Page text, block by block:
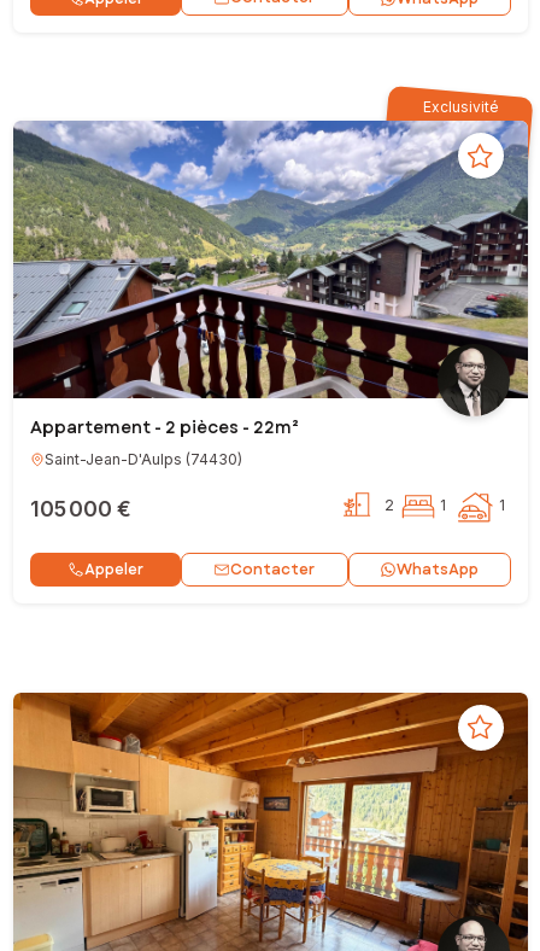
Exclusivité
Appartement - 2 pièces - 22m²
Saint-Jean-D'Aulps (74430)
105 000 € 2 1 1
Appeler Contacter WhatsApp